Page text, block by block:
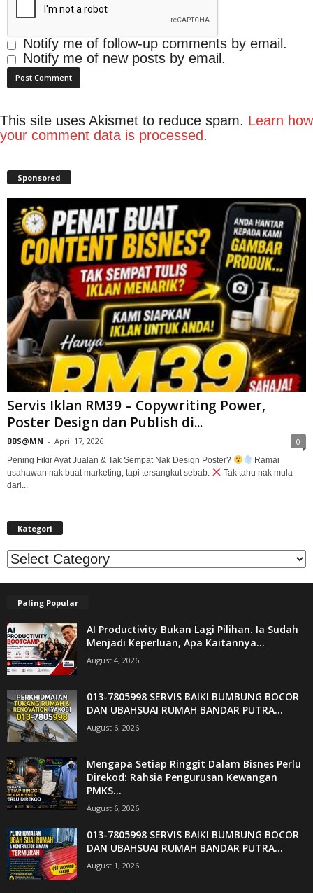
Notify me of follow-up comments by email.
Notify me of new posts by email.
This site uses Akismet to reduce spam. Learn how
your comment data is processed.
Sponsored
Servis Iklan RM39 – Copywriting Power,
Poster Design dan Publish di...
BBS@MN - April 17, 2026 0
Pening Fikir Ayat Jualan & Tak Sempat Nak Design Poster?
Ramai
usahawan nak buat marketing, tapi tersangkut sebab:
Tak tahu nak mula
dari...
Kategori
Kategori
Paling Popular
AI Productivity Bukan Lagi Pilihan. Ia Sudah
Menjadi Keperluan, Apa Kaitannya...
August 4, 2026
013-7805998 SERVIS BAIKI BUMBUNG BOCOR
DAN UBAHSUAI RUMAH BANDAR PUTRA...
August 6, 2026
Mengapa Setiap Ringgit Dalam Bisnes Perlu
Direkod: Rahsia Pengurusan Kewangan
PMKS...
August 6, 2026
013-7805998 SERVIS BAIKI BUMBUNG BOCOR
DAN UBAHSUAI RUMAH BANDAR PUTRA...
August 1, 2026